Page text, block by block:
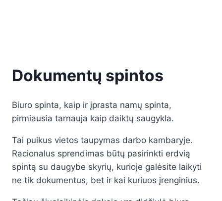
Dokumentų spintos
Biuro spinta, kaip ir įprasta namų spinta,
pirmiausia tarnauja kaip daiktų saugykla.
Tai puikus vietos taupymas darbo kambaryje.
Racionalus sprendimas būtų pasirinkti erdvią
spintą su daugybe skyrių, kurioje galėsite laikyti
ne tik dokumentus, bet ir kai kuriuos įrenginius.